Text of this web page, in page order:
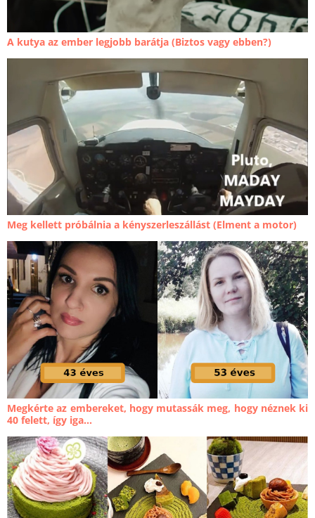
A kutya az ember legjobb barátja (Biztos vagy ebben?)
Meg kellett próbálnia a kényszerleszállást (Elment a motor)
Megkérte az embereket, hogy mutassák meg, hogy néznek ki
40 felett, így iga...